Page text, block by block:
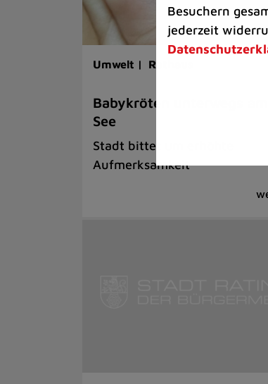
Umwelt | Rathaus
Babykröten unterwegs am
See
Stadt bittet um erhöhte
Aufmerksamkeit
Besuchern
jederzeit